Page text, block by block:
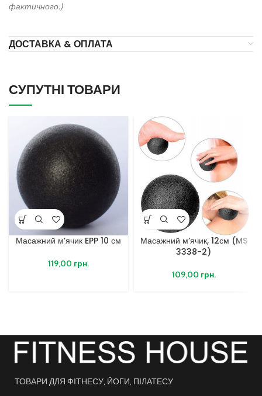
фактичного.)
ДОСТАВКА & ОПЛАТА
СУПУТНІ ТОВАРИ
Масажний м’ячик EPP 10 см
119,00 грн.
Масажний м’ячик, 12см (MS
3338-2)
109,00 грн.
ТОВАРИ ДЛЯ ФІТНЕСУ, ЙОГИ, ПІЛАТЕСУ